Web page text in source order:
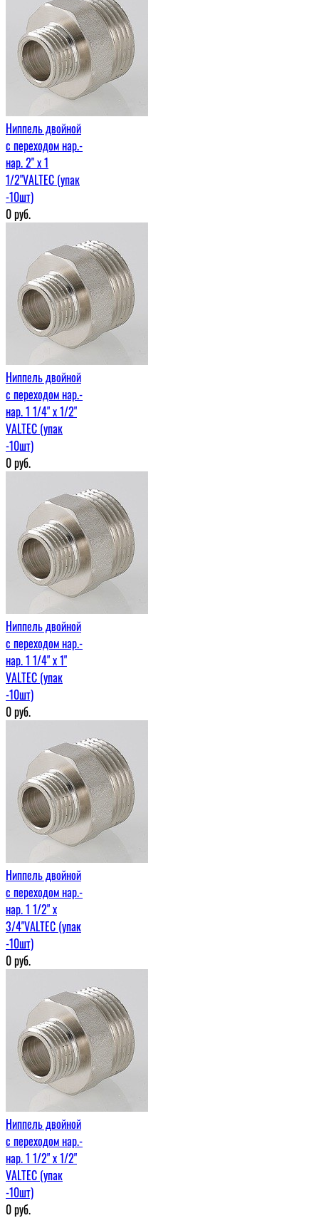
Ниппель двойной
с переходом нар.-
нар. 2" х 1
1/2"VALTEC (упак
-10шт)
0руб.
Ниппель двойной
с переходом нар.-
нар. 1 1/4" х 1/2"
VALTEC (упак
-10шт)
0руб.
Ниппель двойной
с переходом нар.-
нар. 1 1/4" х 1"
VALTEC (упак
-10шт)
0руб.
Ниппель двойной
с переходом нар.-
нар. 1 1/2" х
3/4"VALTEC (упак
-10шт)
0руб.
Ниппель двойной
с переходом нар.-
нар. 1 1/2" х 1/2"
VALTEC (упак
-10шт)
0руб.